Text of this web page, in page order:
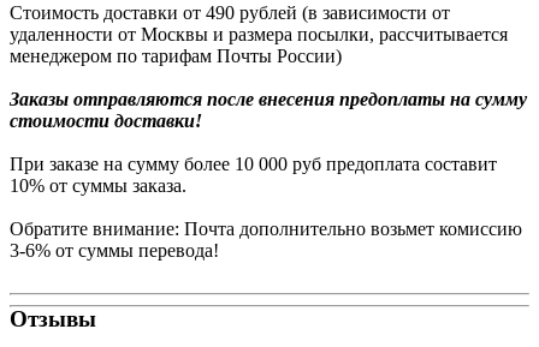
Стоимость доставки от 490 рублей (в зависимости от
удаленности от Москвы и размера посылки, рассчитывается
менеджером по тарифам Почты России)
Заказы отправляются после внесения предоплаты на сумму
стоимости доставки!
При заказе на сумму более 10 000 руб предоплата составит
10% от суммы заказа.
Обратите внимание: Почта дополнительно возьмет комиссию
3-6% от суммы перевода!
Отзывы